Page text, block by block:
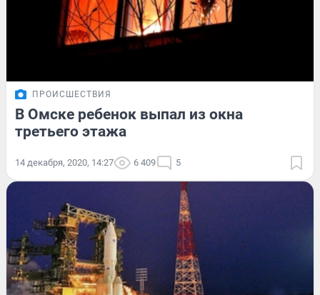
ПРОИСШЕСТВИЯ
В Омске ребенок выпал из окна
третьего этажа
14 декабря, 2020, 14:27 6 409 5